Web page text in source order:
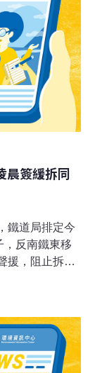
來，因此遲遲
晨簽緩拆同
鐵道局排定今
，反南鐵東移
援，阻止拆
黃春香最終在
，房子一定會
聲援者這麼辛
何要拆民宅？